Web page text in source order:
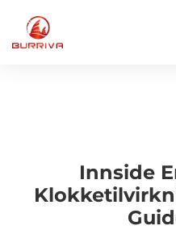
Innside